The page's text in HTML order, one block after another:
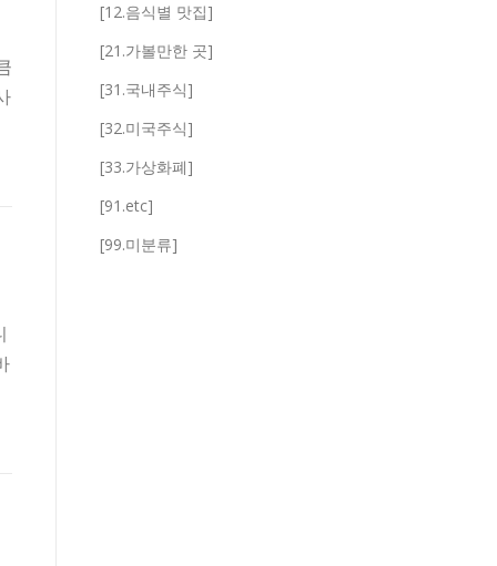
[12.음식별 맛집]
[21.가볼만한 곳]
[31.국내주식]
[32.미국주식]
[33.가상화폐]
[91.etc]
[99.미분류]